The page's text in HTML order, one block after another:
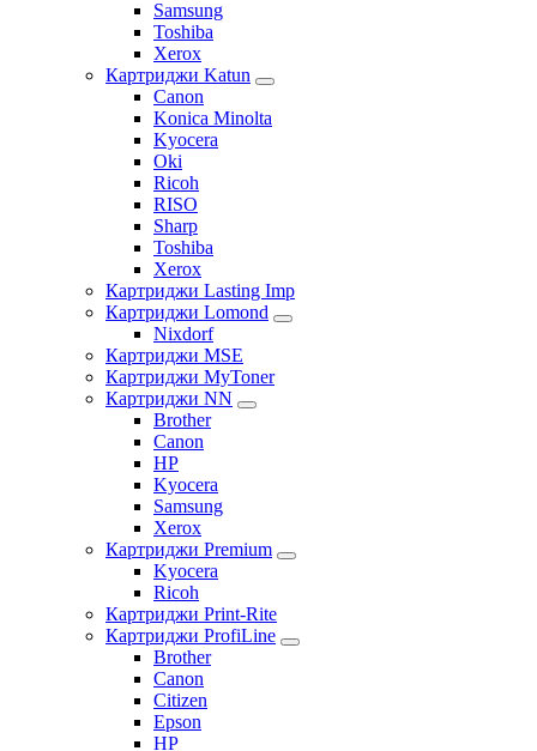
Samsung
Toshiba
Xerox
Картриджи Katun
Canon
Konica Minolta
Kyocera
Oki
Ricoh
RISO
Sharp
Toshiba
Xerox
Картриджи Lasting Imp
Картриджи Lomond
Nixdorf
Картриджи MSE
Картриджи MyToner
Картриджи NN
Brother
Canon
HP
Kyocera
Samsung
Xerox
Картриджи Premium
Kyocera
Ricoh
Картриджи Print-Rite
Картриджи ProfiLine
Brother
Canon
Citizen
Epson
HP